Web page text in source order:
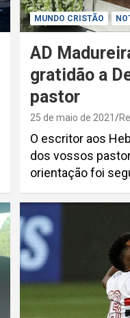
MUNDO CRISTÃO
AD
gratidão a
pastor
25 de maio de 2021
O escritor aos
dos vossos
orientação foi